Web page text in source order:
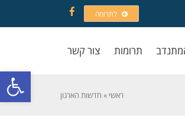
פתח
לתרומה
Facebook
תרומות צור קשר
ראשי » חדשות הארגון